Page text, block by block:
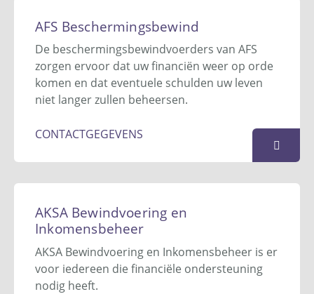
Jacob van Lennepkade 205hs
Amsterdam
020-412 35 07
info@aeslupa.com
Website
KAART
AFS Beschermingsbewind
De beschermingsbewindvoerders van AFS
zorgen ervoor dat uw financiën weer op orde
komen en dat eventuele schulden uw leven
niet langer zullen beheersen.
CONTACTGEGEVENS
Curieweg 7
3208 KJ Spijkenisse
085 - 4010 666
info@afs-beschermingsbewind.nl
Website
AKSA Bewindvoering en
Inkomensbeheer
AKSA Bewindvoering en Inkomensbeheer is er
voor iedereen die financiële ondersteuning
nodig heeft.